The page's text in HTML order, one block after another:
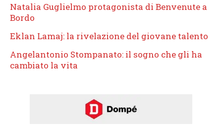
Natalia Guglielmo protagonista di Benvenute a
Bordo
Eklan Lamaj: la rivelazione del giovane talento
Angelantonio Stompanato: il sogno che gli ha
cambiato la vita